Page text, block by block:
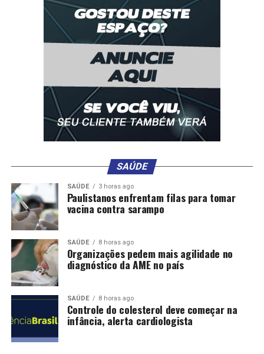
SAÚDE
SAÚDE 3 horas ago
Paulistanos enfrentam filas para tomar
vacina contra sarampo
SAÚDE 8 horas ago
Organizações pedem mais agilidade no
diagnóstico da AME no país
SAÚDE 8 horas ago
Controle do colesterol deve começar na
infância, alerta cardiologista